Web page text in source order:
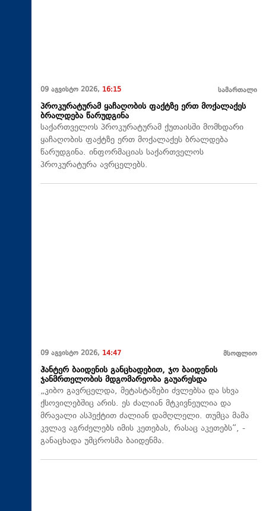
09 აგვისტო 2026, 16:15 სამართალი
პროკურატურამ ყაჩაღობის ფაქტზე ერთ მოქალაქეს
ბრალდება წარუდგინა
საქართველოს პროკურატურამ ქუთაისში მომხდარი
ყაჩაღობის ფაქტზე ერთ მოქალაქეს ბრალდება
წარუდგინა. ინფორმაციას საქართველოს
პროკურატურა ავრცელებს.
09 აგვისტო 2026, 14:47 მსოფლიო
ჰანტერ ბაიდენის განცხადებით, ჯო ბაიდენის
ჯანმრთელობის მდგომარეობა გაუარესდა
„კიბო გავრცელდა, მეტასტაზები ძვლებსა და სხვა
ქსოვილებშიც არის. ეს ძალიან მტკივნეულია და
მრავალი ასპექტით ძალიან დამღლელი. თუმცა მამა
კვლავ აგრძელებს იმის კეთებას, რასაც აკეთებს“, -
განაცხადა უმცროსმა ბაიდენმა.